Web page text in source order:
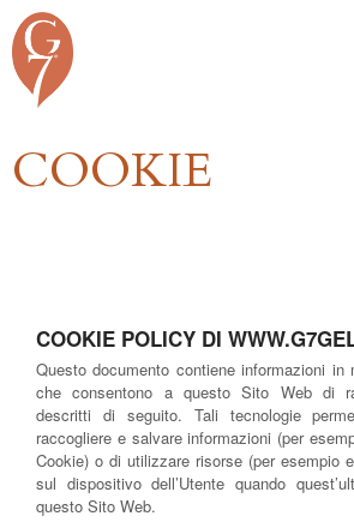
COOKIE
COOKIE POLICY DI
Questo documento contiene informazioni in
che consentono a questo Sito Web di
descritti di seguito. Tali tecnologie
raccogliere e salvare informazioni (per
Cookie) o di utilizzare risorse (per esempio
sul dispositivo dell’Utente quando
questo Sito Web.